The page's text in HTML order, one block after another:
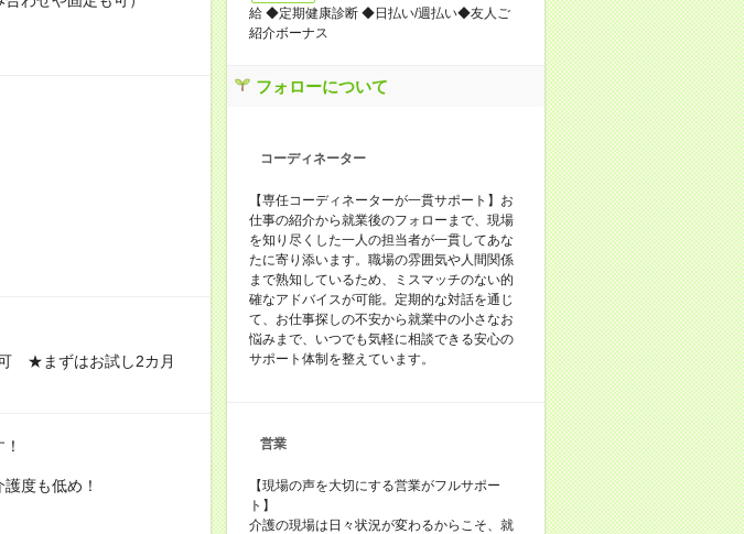
可 ★まずはお試し2カ月
度も低め！
給 ◆定期健康診断 ◆日払い/週払い◆友人ご
紹介ボーナス
フォローについて
コーディネーター
【専任コーディネーターが一貫サポート】お
仕事の紹介から就業後のフォローまで、現場
を知り尽くした一人の担当者が一貫してあな
たに寄り添います。職場の雰囲気や人間関係
まで熟知しているため、ミスマッチのない的
確なアドバイスが可能。定期的な対話を通じ
て、お仕事探しの不安から就業中の小さなお
悩みまで、いつでも気軽に相談できる安心の
サポート体制を整えています。
営業
【現場の声を大切にする営業がフルサポー
ト】
介護の現場は日々状況が変わるからこそ、就